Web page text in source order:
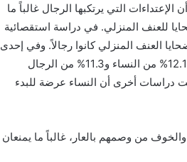
التي يرتكبها الرجال غالباً ما
للعنف المنزلي. في دراسة استقصائية
من البريطانيين البالغين، تبين أن حوالي 40% من ضحايا العنف المنزلي كانوا رجالاً. وفي إحدى
الدراسات الاستقصائية الوطنية التي أجريت في الولايات المتحدة، تبين أن 12.1% من النساء و11.3% من الرجال
دراسات أخرى أن النساء عرضة للبدء
من وصمهم بالعار، غالباً ما يمنعان